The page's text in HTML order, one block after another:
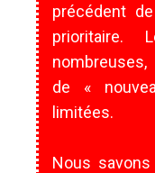
précédent
prioritaire.
de «
limitées.
Nous